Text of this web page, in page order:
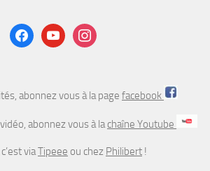
facebookyoutubeinstagram
abonnez vous à la page facebook
abonnez vous à lachaîne Youtube
viaTipeee ou chez Philibert !